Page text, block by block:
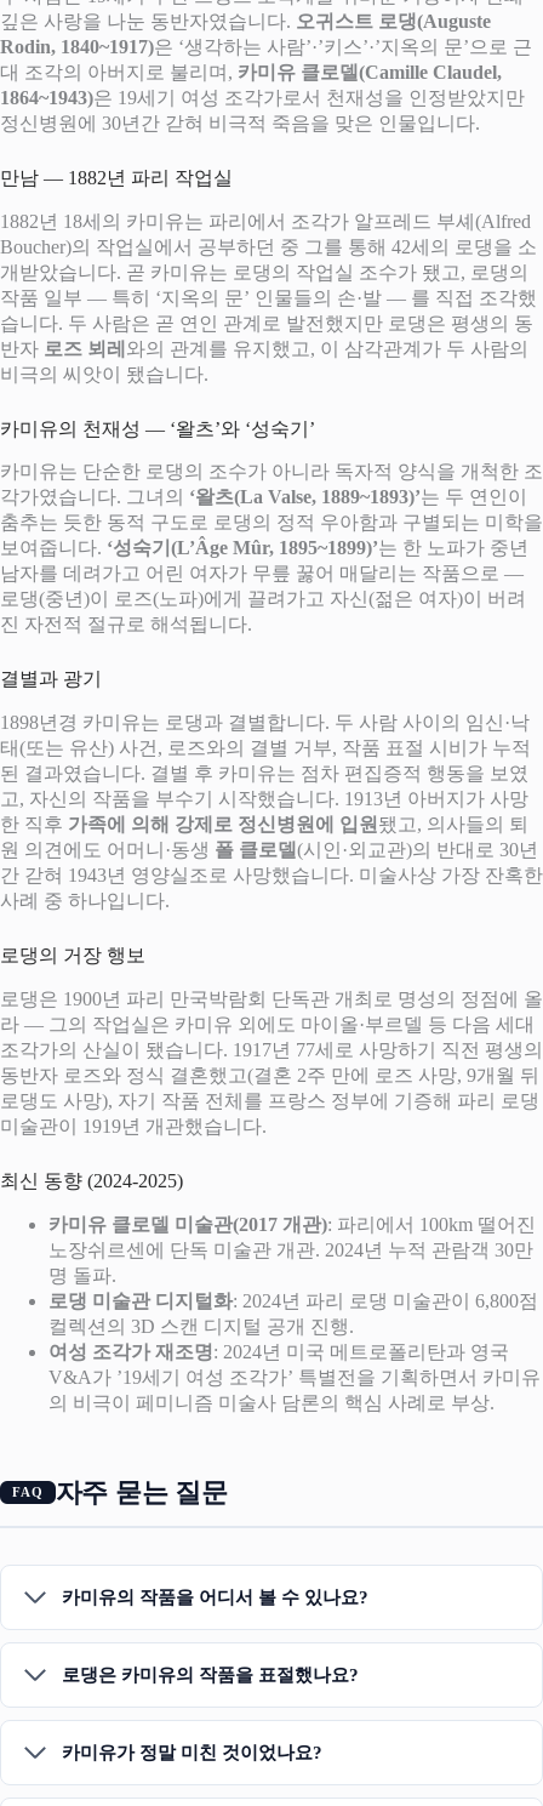
깊은 사랑을 나눈 동반자였습니다. 오귀스트 로댕(Auguste
Rodin, 1840~1917)은 ‘생각하는 사람’·’키스’·’지옥의 문’으로 근
대 조각의 아버지로 불리며, 카미유 클로델(Camille Claudel,
1864~1943)은 19세기 여성 조각가로서 천재성을 인정받았지만
정신병원에 30년간 갇혀 비극적 죽음을 맞은 인물입니다.
만남 — 1882년 파리 작업실
1882년 18세의 카미유는 파리에서 조각가 알프레드 부셰(Alfred
Boucher)의 작업실에서 공부하던 중 그를 통해 42세의 로댕을 소
개받았습니다. 곧 카미유는 로댕의 작업실 조수가 됐고, 로댕의
작품 일부 — 특히 ‘지옥의 문’ 인물들의 손·발 — 를 직접 조각했
습니다. 두 사람은 곧 연인 관계로 발전했지만 로댕은 평생의 동
반자 로즈 뵈레 와의 관계를 유지했고, 이 삼각관계가 두 사람의
비극의 씨앗이 됐습니다.
카미유의 천재성 — ‘왈츠’와 ‘성숙기’
카미유는 단순한 로댕의 조수가 아니라 독자적 양식을 개척한 조
각가였습니다. 그녀의 ‘왈츠(La Valse, 1889~1893)’는 두 연인이
춤추는 듯한 동적 구도로 로댕의 정적 우아함과 구별되는 미학을
보여줍니다. ‘성숙기(L’Âge Mûr, 1895~1899)’는 한 노파가 중년
남자를 데려가고 어린 여자가 무릎 꿇어 매달리는 작품으로 —
로댕(중년)이 로즈(노파)에게 끌려가고 자신(젊은 여자)이 버려
진 자전적 절규로 해석됩니다.
결별과 광기
1898년경 카미유는 로댕과 결별합니다. 두 사람 사이의 임신·낙
태(또는 유산) 사건, 로즈와의 결별 거부, 작품 표절 시비가 누적
된 결과였습니다. 결별 후 카미유는 점차 편집증적 행동을 보였
고, 자신의 작품을 부수기 시작했습니다. 1913년 아버지가 사망
한 직후 가족에 의해 강제로 정신병원에 입원 됐고, 의사들의 퇴
원 의견에도 어머니·동생 폴 클로델(시인·외교관)의 반대로 30년
간 갇혀 1943년 영양실조로 사망했습니다. 미술사상 가장 잔혹한
사례 중 하나입니다.
로댕의 거장 행보
로댕은 1900년 파리 만국박람회 단독관 개최로 명성의 정점에 올
라 — 그의 작업실은 카미유 외에도 마이올·부르델 등 다음 세대
조각가의 산실이 됐습니다. 1917년 77세로 사망하기 직전 평생의
동반자 로즈와 정식 결혼했고(결혼 2주 만에 로즈 사망, 9개월 뒤
로댕도 사망), 자기 작품 전체를 프랑스 정부에 기증해 파리 로댕
미술관이 1919년 개관했습니다.
최신 동향 (2024-2025)
카미유 클로델 미술관(2017 개관): 파리에서 100km 떨어진
노장쉬르센에 단독 미술관 개관. 2024년 누적 관람객 30만
명 돌파.
로댕 미술관 디지털화: 2024년 파리 로댕 미술관이 6,800점
컬렉션의 3D 스캔 디지털 공개 진행.
여성 조각가 재조명: 2024년 미국 메트로폴리탄과 영국
V&A가 ’19세기 여성 조각가’ 특별전을 기획하면서 카미유
의 비극이 페미니즘 미술사 담론의 핵심 사례로 부상.
자주 묻는 질문
카미유의 작품을 어디서 볼 수 있나요?
로댕은 카미유의 작품을 표절했나요?
카미유가 정말 미친 것이었나요?